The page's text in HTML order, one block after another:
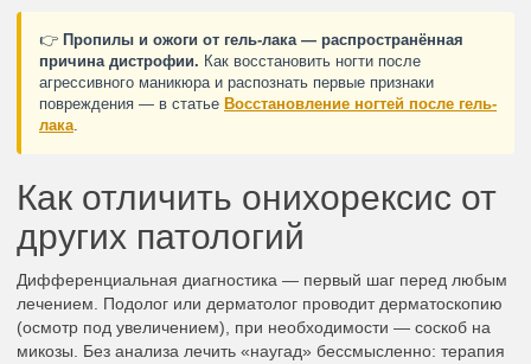
👉 Пропилы и ожоги от гель-лака — распространённая
причина дистрофии. Как восстановить ногти после
агрессивного маникюра и распознать первые признаки
повреждения — в статье Восстановление ногтей после гель-
лака.
Как отличить онихорексис от
других патологий
Дифференциальная диагностика — первый шаг перед любым
лечением. Подолог или дерматолог проводит дерматоскопию
(осмотр под увеличением), при необходимости — соскоб на
микозы. Без анализа лечить «наугад» бессмысленно: терапия